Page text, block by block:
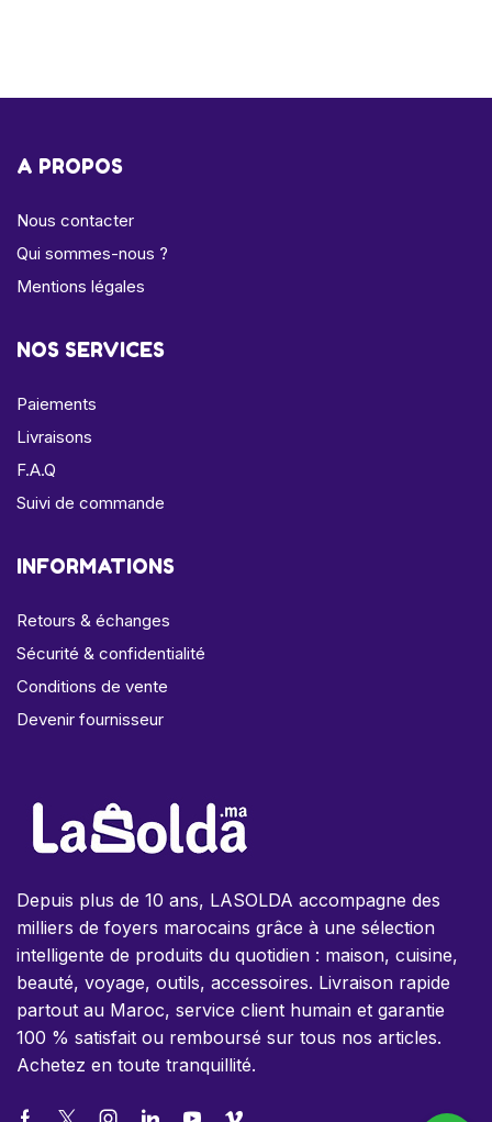
A PROPOS
Nous contacter
Qui sommes-nous ?
Mentions légales
NOS SERVICES
Paiements
Livraisons
F.A.Q
Suivi de commande
INFORMATIONS
Retours & échanges
Sécurité & confidentialité
Conditions de vente
Devenir fournisseur
Depuis plus de 10 ans, LASOLDA accompagne des
milliers de foyers marocains grâce à une sélection
intelligente de produits du quotidien : maison, cuisine,
beauté, voyage, outils, accessoires. Livraison rapide
partout au Maroc, service client humain et garantie
100 % satisfait ou remboursé sur tous nos articles.
Achetez en toute tranquillité.